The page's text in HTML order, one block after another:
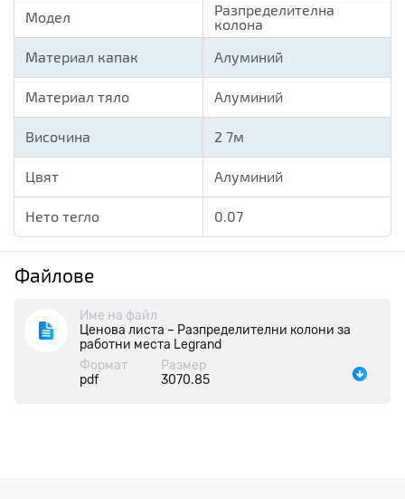
Модел
Разпределителна
колона
Материал капак
Алуминий
Материал тяло Алуминий
Височина 2 7м
Цвят Алуминий
Нето тегло 0.07
Файлове
Име на файл
Ценова листа – Разпределителни колони за
работни места Legrand
Формат
pdf
Размер
3070.85